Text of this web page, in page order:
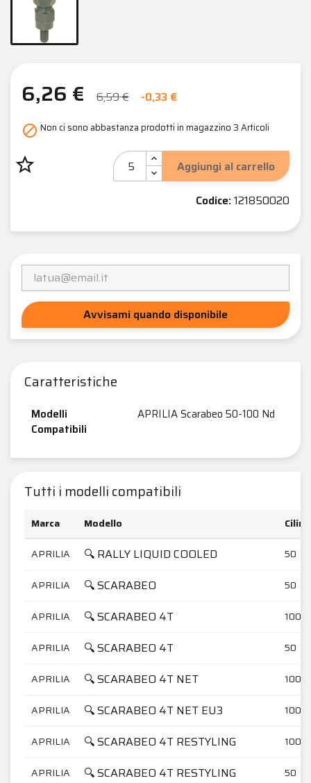
6,26 € 6,59 € -0,33 €
 Non ci sono abbastanza prodotti in magazzino3 Articoli
star_border
Aggiungi al carrello
Codice:121850020
Avvisami quando disponibile
Caratteristiche
Modelli
Compatibili
APRILIA Scarabeo 50-100 Nd
Tutti i modelli compatibili
Marca Modello
APRILIA
🔍 RALLY LIQUID COOLED 50
APRILIA 🔍 SCARABEO 50
APRILIA 🔍 SCARABEO 4T 100
APRILIA 🔍 SCARABEO 4T 50
APRILIA 🔍 SCARABEO 4T NET 100
APRILIA 🔍 SCARABEO 4T NET EU3 100
APRILIA 🔍 SCARABEO 4T RESTYLING 100
APRILIA 🔍 SCARABEO 4T RESTYLING 50